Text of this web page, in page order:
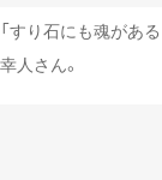
「すり石にも魂があ
幸人さん。